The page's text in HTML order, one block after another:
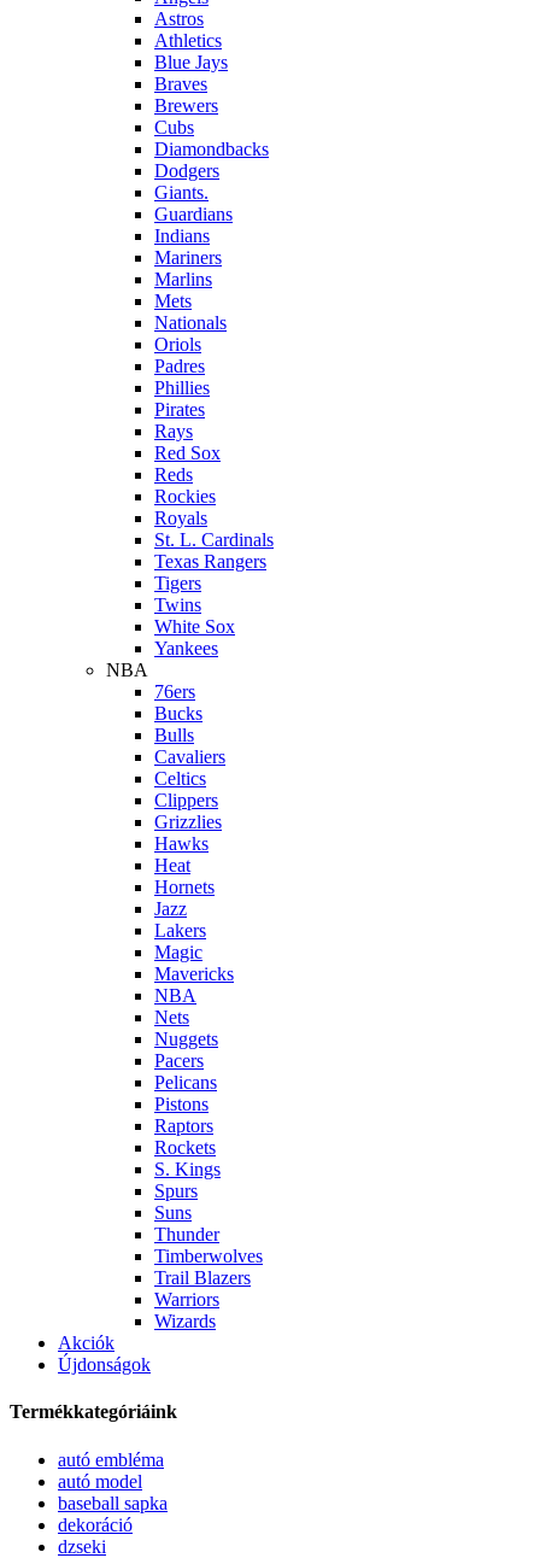
Astros
Athletics
Blue Jays
Braves
Brewers
Cubs
Diamondbacks
Dodgers
Giants.
Guardians
Indians
Mariners
Marlins
Mets
Nationals
Oriols
Padres
Phillies
Pirates
Rays
Red Sox
Reds
Rockies
Royals
St. L. Cardinals
Texas Rangers
Tigers
Twins
White Sox
Yankees
NBA
76ers
Bucks
Bulls
Cavaliers
Celtics
Clippers
Grizzlies
Hawks
Heat
Hornets
Jazz
Lakers
Magic
Mavericks
NBA
Nets
Nuggets
Pacers
Pelicans
Pistons
Raptors
Rockets
S. Kings
Spurs
Suns
Thunder
Timberwolves
Trail Blazers
Warriors
Wizards
Akciók
Újdonságok
Termékkategóriáink
autó embléma
autó model
baseball sapka
dekoráció
dzseki